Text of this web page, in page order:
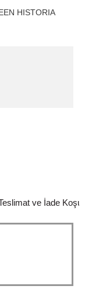
HISTORIA
ve İade